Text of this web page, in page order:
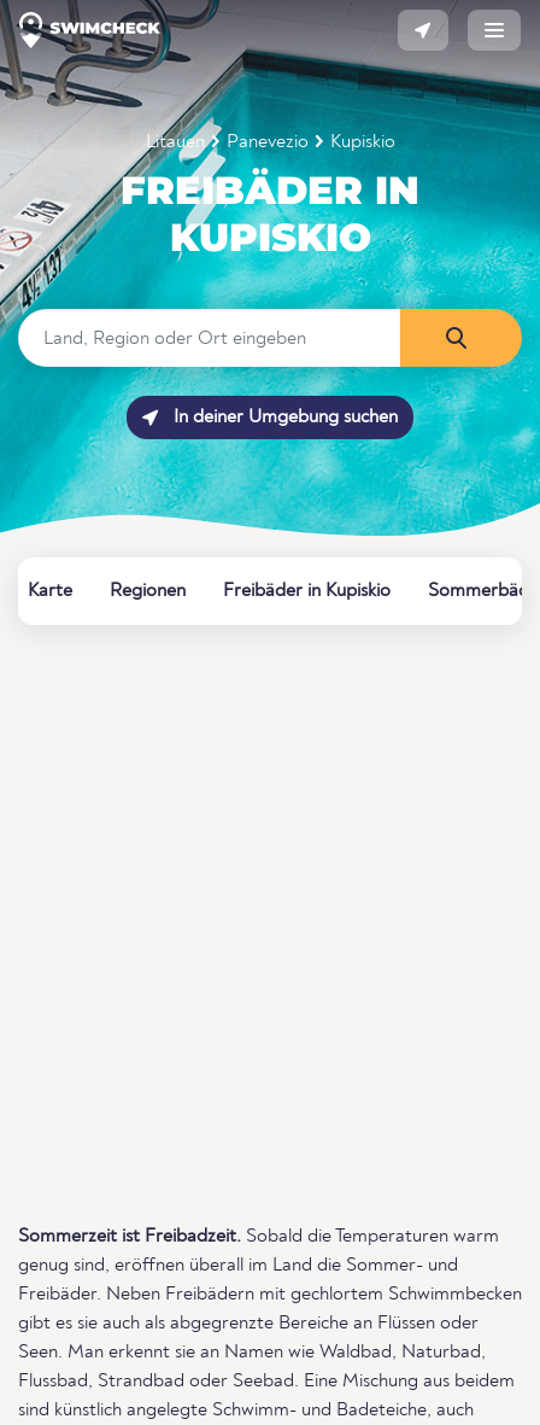
Litauen Panevezio Kupiskio
FREIBÄDER IN
KUPISKIO
In deiner Umgebung suchen
Karte Regionen Freibäder in Kupiskio
Sommerzeit ist Freibadzeit. Sobald die Temperaturen warm
genug sind, eröffnen überall im Land die Sommer- und
Freibäder. Neben Freibädern mit gechlortem Schwimmbecken
gibt es sie auch als abgegrenzte Bereiche an Flüssen oder
Seen. Man erkennt sie an Namen wie Waldbad, Naturbad,
Flussbad, Strandbad oder Seebad. Eine Mischung aus beidem
sind künstlich angelegte Schwimm- und Badeteiche, auch